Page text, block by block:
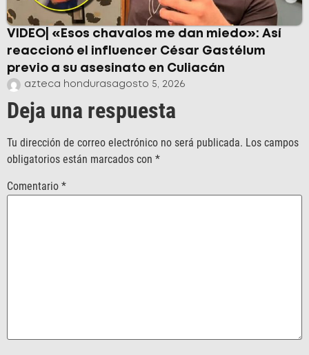
VIDEO| «Esos chavalos me dan miedo»: Así
reaccionó el influencer César Gastélum
previo a su asesinato en Culiacán
azteca hondurasagosto 5, 2026
Deja una respuesta
Tu dirección de correo electrónico no será publicada. Los campos
obligatorios están marcados con *
Comentario *